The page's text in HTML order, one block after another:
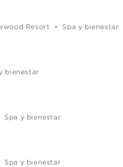
Resort • Spa y bienestar
bienestar
Spa y bienestar
Spa y bienestar